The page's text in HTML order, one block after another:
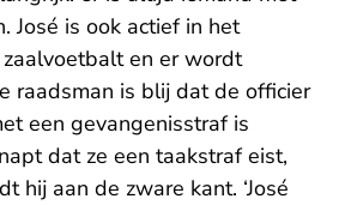
José is ook actief in het
en er wordt
raadsman is blij dat de officier
een gevangenisstraf is
dat ze een taakstraf eist,
hij aan de zware kant. ‘José